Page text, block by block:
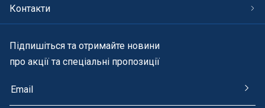
Контакти
Підпишіться та отримайте новини
про акції та спеціальні пропозиції